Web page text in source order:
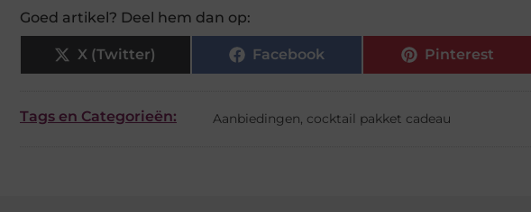
Goed artikel? Deel hem dan op:
X (Twitter) Facebook Pinterest
Tags en Categorieën: Aanbiedingen, cocktail pakket cadeau